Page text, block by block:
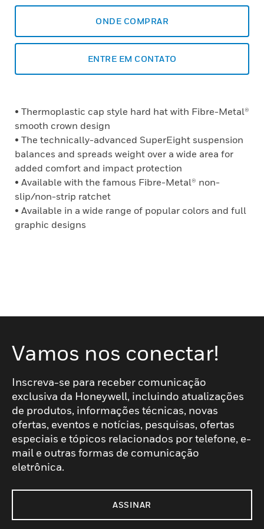
ONDE COMPRAR
ENTRE EM CONTATO
• Thermoplastic cap style hard hat with Fibre-Metal®
smooth crown design
• The technically-advanced SuperEight suspension
balances and spreads weight over a wide area for
added comfort and impact protection
• Available with the famous Fibre-Metal® non-
slip/non-strip ratchet
• Available in a wide range of popular colors and full
graphic designs
Vamos nos conectar!
Inscreva-se para receber comunicação
exclusiva da Honeywell, incluindo atualizações
de produtos, informações técnicas, novas
ofertas, eventos e notícias, pesquisas, ofertas
especiais e tópicos relacionados por telefone, e-
mail e outras formas de comunicação
eletrônica.
ASSINAR